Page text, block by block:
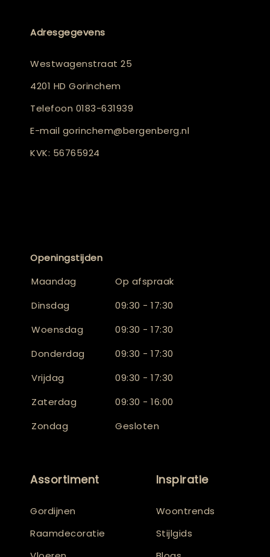
Adresgegevens
Westwagenstraat 25
4201 HD Gorinchem
Telefoon 0183-631939
E-mail gorinchem@bergenberg.nl
KVK: 56765924
Openingstijden
Maandag
Op afspraak
Dinsdag
09:30 - 17:30
Woensdag
09:30 - 17:30
Donderdag
09:30 - 17:30
Vrijdag
09:30 - 17:30
Zaterdag
09:30 - 16:00
Zondag
Gesloten
Assortiment
Gordijnen
Raamdecoratie
Inspiratie
Woontrends
Stijlgids